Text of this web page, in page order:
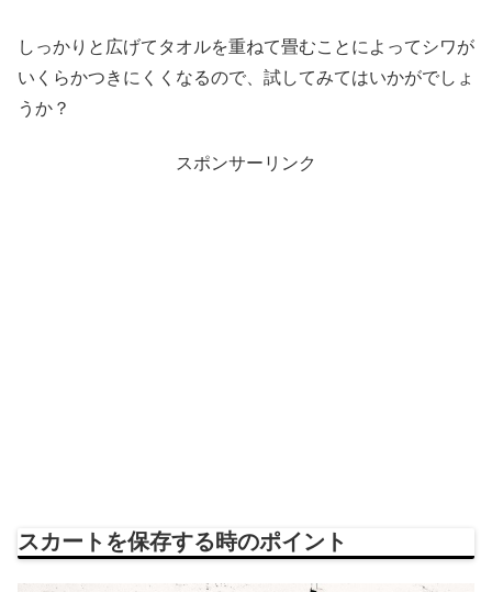
しっかりと広げてタオルを重ねて畳むことによってシワが
いくらかつきにくくなるので、試してみてはいかがでしょ
うか？
スポンサーリンク
スカートを保存する時のポイント